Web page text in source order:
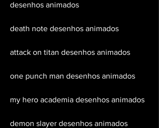
desenhos animados
death note desenhos animados
attack on titan desenhos animados
one punch man desenhos animados
my hero academia desenhos animados
demon slayer desenhos animados